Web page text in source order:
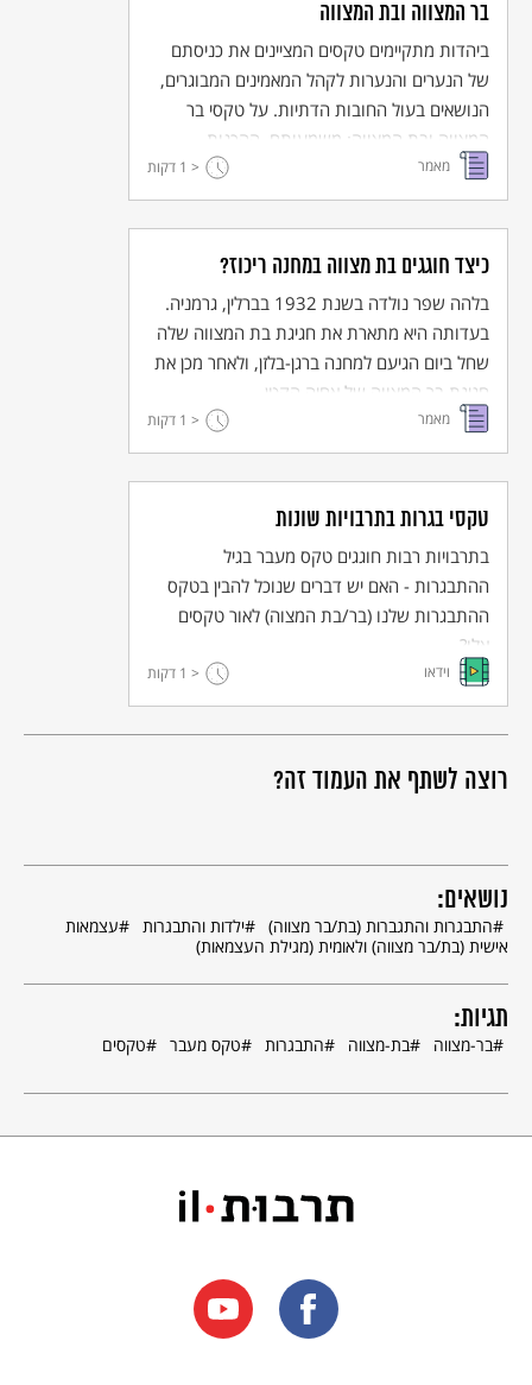
רוצה לשתף את העמוד זה?
בר המצווה ובת המצווה
ביהדות מתקיימים טקסים המציינים את כניסתם
של הנערים והנערות לקהל המאמינים המבוגרים,
הנושאים בעול החובות הדתיות. על טקסי בר
המצווה ובת המצווה: משמעותם, ההכנות
הנדרשות, והמנהגים והברכות הנלוות.
מאמר < 1 דקות
כיצד חוגגים בת מצווה במחנה ריכוז?
בלהה שפר נולדה בשנת 1932 בברלין, גרמניה.
בעדותה היא מתארת את חגיגת בת המצווה שלה
שחל ביום הגיעם למחנה ברגן-בלזן, ולאחר מכן את
חגיגת בר המצווה של אחיה הקטן.
מאמר < 1 דקות
טקסי בגרות בתרבויות שונות
בתרבויות רבות חוגגים טקס מעבר בגיל
ההתבגרות - האם יש דברים שנוכל להבין בטקס
ההתבגרות שלנו (בר/בת המצוה) לאור טקסים
אלו?
וידאו < 1 דקות
נושאים:
התבגרות והתגברות (בת/בר מצווה) ילדות והתבגרות
עצמאות
אישית (בת/בר מצווה) ולאומית (מגילת העצמאות)
תגיות:
בר-מצווה בת-מצווה התבגרות טקס מעבר טקסים